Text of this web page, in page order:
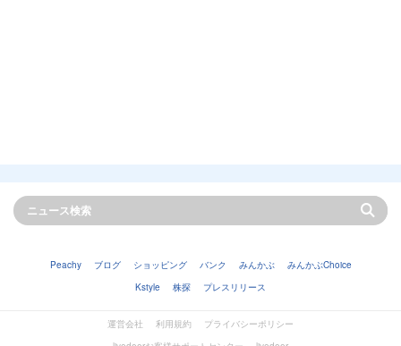
Peachy ブログ ショッピング バンク みんかぶ
みんかぶChoice
Kstyle
株探 プレスリリース
運営会社 利用規約
プライバシーポリシー